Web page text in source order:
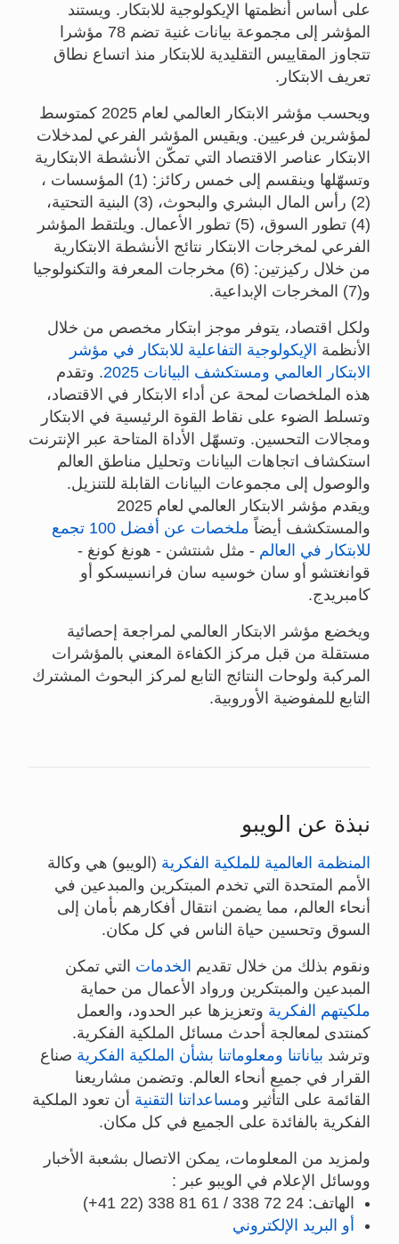
على أساس أنظمتها الإيكولوجية للابتكار. ويستند
المؤشر إلى مجموعة بيانات غنية تضم 78 مؤشرا
تتجاوز المقاييس التقليدية للابتكار منذ اتساع نطاق
تعريف الابتكار.
ويحسب مؤشر الابتكار العالمي لعام 2025 كمتوسط
لمؤشرين فرعيين. ويقيس المؤشر الفرعي لمدخلات
الابتكار عناصر الاقتصاد التي تمكّن الأنشطة الابتكارية
وتسهّلها وينقسم إلى خمس ركائز: (1) المؤسسات ،
(2) رأس المال البشري والبحوث، (3) البنية التحتية،
(4) تطور السوق، (5) تطور الأعمال. ويلتقط المؤشر
الفرعي لمخرجات الابتكار نتائج الأنشطة الابتكارية
من خلال ركيزتين: (6) مخرجات المعرفة والتكنولوجيا
و(7) المخرجات الإبداعية.
ولكل اقتصاد، يتوفر موجز ابتكار مخصص من خلال
الأنظمة الإيكولوجية التفاعلية للابتكار في مؤشر
الابتكار العالمي ومستكشف البيانات 2025
. وتقدم
هذه الملخصات لمحة عن أداء الابتكار في الاقتصاد،
وتسلط الضوء على نقاط القوة الرئيسية في الابتكار
ومجالات التحسين. وتسهّل الأداة المتاحة عبر الإنترنت
استكشاف اتجاهات البيانات وتحليل مناطق العالم
والوصول إلى مجموعات البيانات القابلة للتنزيل.
ويقدم مؤشر الابتكار العالمي لعام 2025
والمستكشف أيضاً
ملخصات عن أفضل 100 تجمع
للابتكار في العالم - مثل شنتشن - هونغ كونغ -
قوانغتشو أو سان خوسيه سان فرانسيسكو أو
كامبريدج.
ويخضع مؤشر الابتكار العالمي لمراجعة إحصائية
مستقلة من قبل مركز الكفاءة المعني بالمؤشرات
المركبة ولوحات النتائج التابع لمركز البحوث المشترك
التابع للمفوضية الأوروبية.
نبذة عن الويبو
المنظمة العالمية للملكية الفكرية (الويبو) هي وكالة
الأمم المتحدة التي تخدم المبتكرين والمبدعين في
أنحاء العالم، مما يضمن انتقال أفكارهم بأمان إلى
السوق وتحسين حياة الناس في كل مكان.
ونقوم بذلك من خلال تقديم الخدمات التي تمكن
المبدعين والمبتكرين ورواد الأعمال من حماية
ملكيتهم الفكرية وتعزيزها عبر الحدود، والعمل
كمنتدى لمعالجة أحدث مسائل الملكية الفكرية.
وترشد بياناتنا ومعلوماتنا بشأن الملكية الفكرية صناع
القرار في جميع أنحاء العالم. وتضمن مشاريعنا
القائمة على التأثير ومساعداتنا التقنية أن تعود الملكية
الفكرية بالفائدة على الجميع في كل مكان.
ولمزيد من المعلومات، يمكن الاتصال بشعبة الأخبار
ووسائل الإعلام في الويبو عبر :
الهاتف: 24 72 338 / 61 81 338 (22 41+)
أو البريد الإلكتروني